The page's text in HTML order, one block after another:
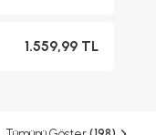
1.559,99 TL